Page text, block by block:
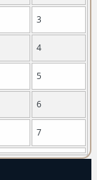
3
4
5
6
7